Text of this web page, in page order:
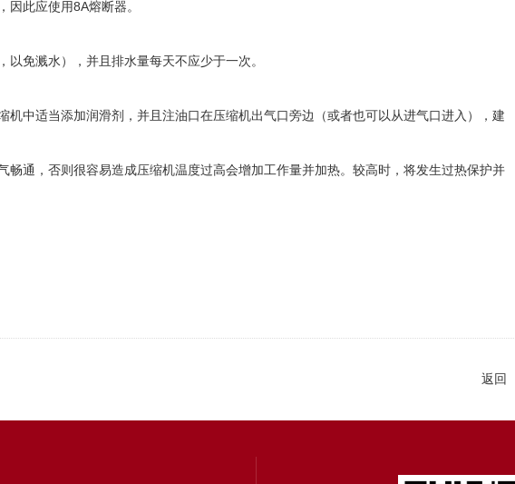
此应使用8A熔断器。
免溅水），并且排水量每天不应少于一次。
中适当添加润滑剂，并且注油口在压缩机出气口旁边（或者也可以从进气口进入），建
通，否则很容易造成压缩机温度过高会增加工作量并加热。较高时，将发生过热保护并
返回